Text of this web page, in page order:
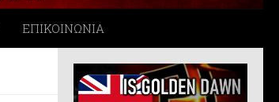
ΕΠΙΚΟΙΝΩΝΙΑ